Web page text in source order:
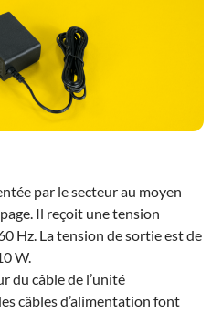
par le secteur au moyen
Il reçoit une tension
Hz. La tension de sortie est de
W.
du câble de l’unité
câbles d’alimentation font